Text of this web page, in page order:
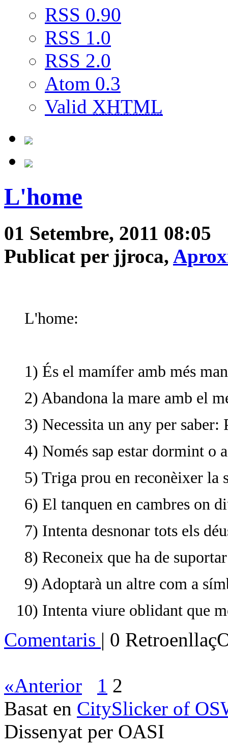
RSS 0.90
RSS 1.0
RSS 2.0
Atom 0.3
Valid XHTML
L'home
01 Setembre, 2011 08:05
Publicat per jjroca,
L'home:
1) És el mamífer amb més
2) Abandona la mare amb el
3) Necessita un any per saber:
4) Només sap estar dormint o
5) Triga prou en reconèixer la
6) El tanquen en cambres on
7) Intenta desnonar tots els
8) Reconeix que ha de
9) Adoptarà un altre com a
10) Intenta viure oblidant que
Comentaris | 0
«Anterior 1 2
Basat en CitySlicker of
Dissenyat per OASI